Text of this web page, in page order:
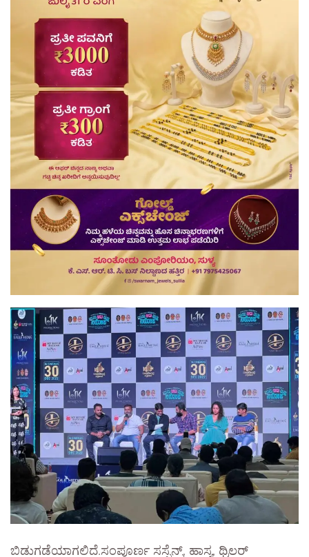
ಬಿಡುಗಡೆಯಾಗಲಿದೆ.ಸಂಪೂರ್ಣ ಸಸ್ಪೆನ್ಸ್, ಹಾಸ್ಯ, ಥ್ರಿಲರ್